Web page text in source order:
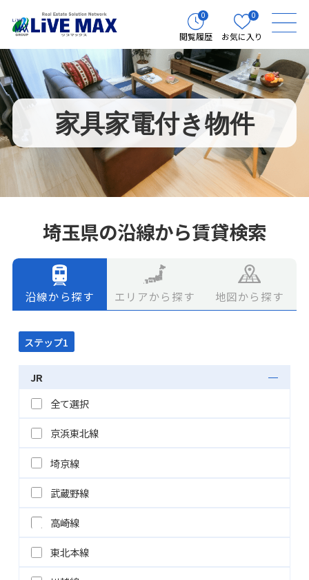
0
閲覧履歴
0
お気に入り
家具家電付き物件
埼玉県の沿線から賃貸検索
沿線から探す エリアから探す 地図から探す
ステップ1
JR
全て選択
京浜東北線
埼京線
武蔵野線
高崎線
東北本線